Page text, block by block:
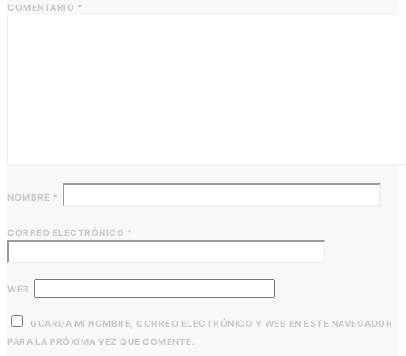
COMENTARIO *
NOMBRE *
CORREO ELECTRÓNICO *
WEB
GUARDA MI NOMBRE, CORREO ELECTRÓNICO Y WEB EN ESTE NAVEGADOR
PARA LA PRÓXIMA VEZ QUE COMENTE.